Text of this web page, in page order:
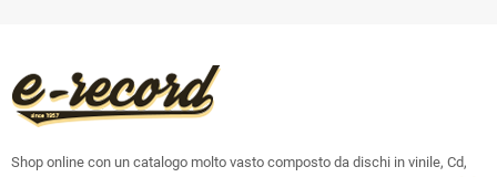
Shop online con un catalogo molto vasto composto da dischi in vinile, Cd,